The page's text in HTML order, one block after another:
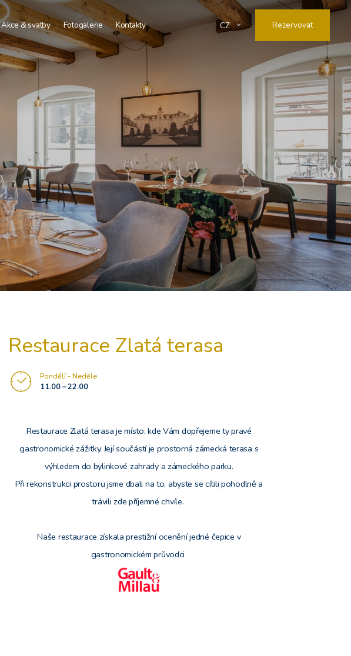
Akce & svatby
Firemní akce
Svatby
Konferenční prostory
Skupinové stravování
Fotogalerie Kontakty CZ Rezervovat
Restaurace Zlatá terasa
Pondělí - Neděle
11.00 – 22.00
Restaurace Zlatá terasa je místo, kde Vám dopřejeme ty pravé
gastronomické zážitky. Její součástí je prostorná zámecká terasa s
výhledem do bylinkové zahrady a zámeckého parku.
Při rekonstrukci prostoru jsme dbali na to, abyste se cítili pohodlně a
trávili zde příjemné chvíle.
Naše restaurace získala prestižní ocenění jedné čepice v
gastronomickémprůvodci